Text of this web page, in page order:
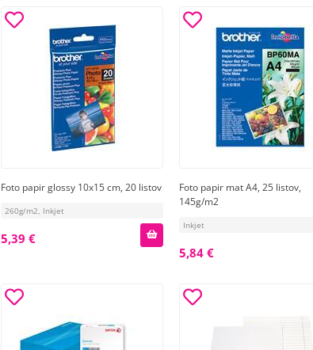
Foto papir glossy 10x15 cm, 20 listov
260g/m2, Inkjet
5,39 €
Foto papir mat A4, 25 listov,
145g/m2
Inkjet
5,84 €